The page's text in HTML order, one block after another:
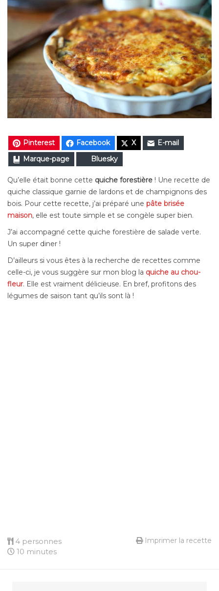
Pinterest Facebook X
E-mail
Marque-page
Bluesky
Qu’elle était bonne cette quiche forestière ! Une recette de
quiche classique garnie de lardons et de champignons des
bois. Pour cette recette, j’ai préparé une pâte brisée
maison, elle est toute simple et se congèle super bien.
J’ai accompagné cette quiche forestière de salade verte.
Un super diner !
D’ailleurs si vous êtes à la recherche de recettes comme
celle-ci, je vous suggère sur mon blog la quiche au chou-
fleur. Elle est vraiment délicieuse. En bref, profitons des
légumes de saison tant qu’ils sont là !
4 personnes
10 minutes
Imprimer la recette